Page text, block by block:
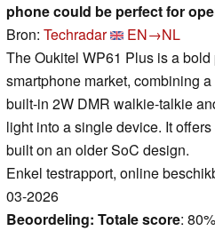
phone could be perfect for
Bron: Techradar
EN→NL
The Oukitel WP61 Plus is a
smartphone market, combining
built-in 2W DMR walkie-talkie
light into a single device. It
built on an older SoC design.
Enkel testrapport, online
03-2026
Beoordeling: Totale score: